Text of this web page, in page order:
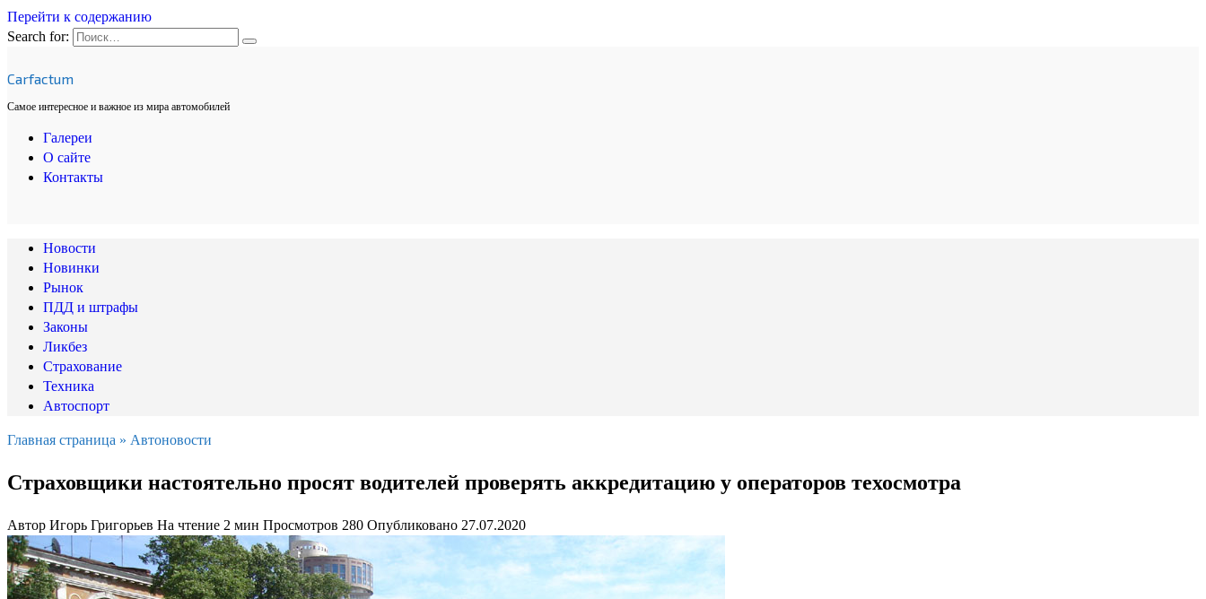
Перейти к содержанию
Search for:
Carfactum
Самое интересное и важное из мира автомобилей
Галереи
О сайте
Контакты
Новости
Новинки
Рынок
ПДД и штрафы
Законы
Ликбез
Страхование
Техника
Автоспорт
Главная страница » Автоновости
Страховщики настоятельно просят водителей проверять аккредитацию у операторов техосмотра
Автор Игорь Григорьев На чтение 2 мин Просмотров 280 Опубликовано 27.07.2020